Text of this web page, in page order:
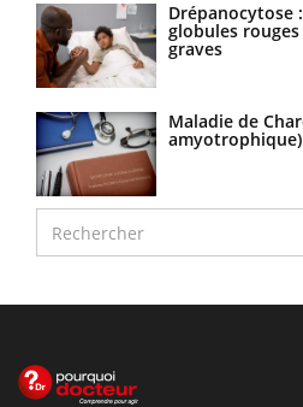
Drépanocytose
globules
graves
Maladie de
amyotrophique)